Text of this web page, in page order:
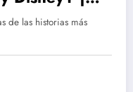
de las historias más